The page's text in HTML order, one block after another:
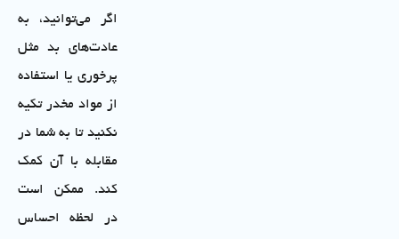
اگر می‌توانید، به
عادت‌های بد مثل
پرخوری یا استفاده
از مواد مخدر تکیه
نکنید تا به شما در
مقابله با آن کمک
کند. ممکن است
در لحظه احساس